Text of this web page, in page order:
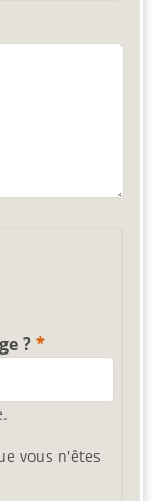
?
vous n'êtes